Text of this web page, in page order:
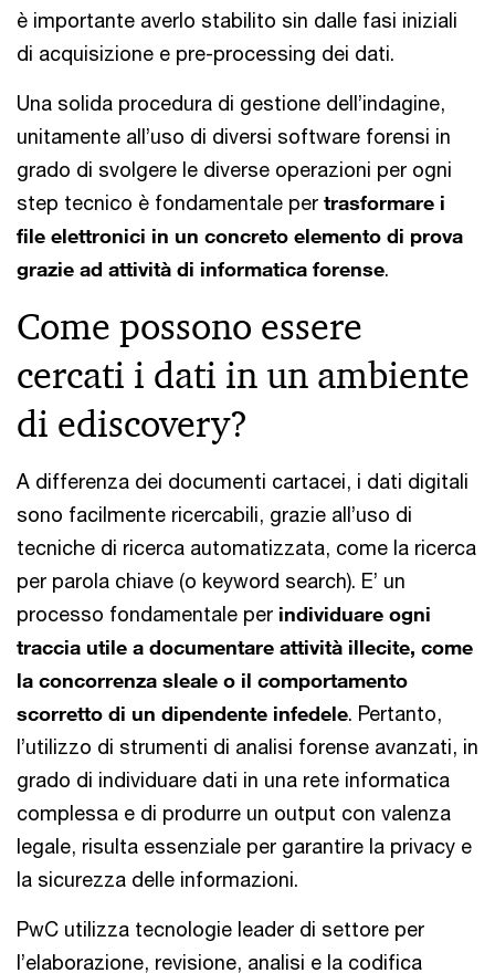
è importante averlo stabilito sin dalle fasi iniziali
di acquisizione e pre-processing dei dati.
Una solida procedura di gestione dell’indagine,
unitamente all’uso di diversi software forensi in
grado di svolgere le diverse operazioni per ogni
step tecnico è fondamentale per trasformare i
file elettronici in un concreto elemento di prova
grazie ad attività di informatica forense.
Come possono essere
cercati i dati in un ambiente
di ediscovery?
A differenza dei documenti cartacei, i dati digitali
sono facilmente ricercabili, grazie all’uso di
tecniche di ricerca automatizzata, come la ricerca
per parola chiave (o keyword search). E’ un
processo fondamentale per individuare ogni
traccia utile a documentare attività illecite, come
la concorrenza sleale o il comportamento
scorretto di un dipendente infedele. Pertanto,
l’utilizzo di strumenti di analisi forense avanzati, in
grado di individuare dati in una rete informatica
complessa e di produrre un output con valenza
legale, risulta essenziale per garantire la privacy e
la sicurezza delle informazioni.
PwC utilizza tecnologie leader di settore per
l’elaborazione, revisione, analisi e la codifica